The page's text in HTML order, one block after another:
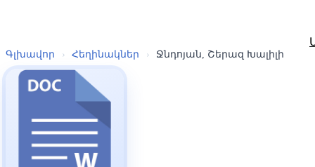
Գլխավոր › Հեղինակներ › Ջնդոյան, Շերազ Խալիլի